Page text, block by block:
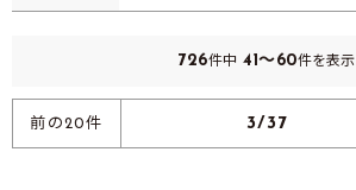
726件中41～60件を表示
前の20件 3/37